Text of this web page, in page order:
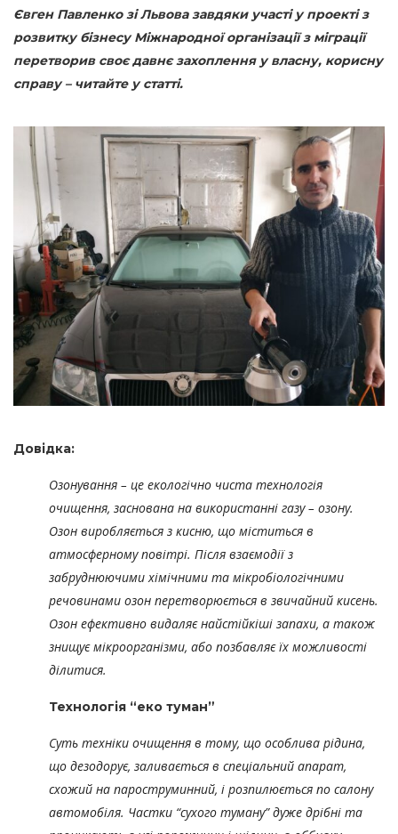
Євген Павленко зі Львова завдяки участі у проекті з
розвитку бізнесу Міжнародної організації з міграції
перетворив своє давнє захоплення у власну, корисну
справу – читайте у статті.
Довідка:
Озонування – це екологічно чиста технологія
очищення, заснована на використанні газу – озону.
Озон виробляється з кисню, що міститься в
атмосферному повітрі. Після взаємодії з
забруднюючими хімічними та мікробіологічними
речовинами озон перетворюється в звичайний кисень.
Озон ефективно видаляє найстійкіші запахи, а також
знищує мікроорганізми, або позбавляє їх можливості
ділитися.
Технологія “еко туман”
Суть техніки очищення в тому, що особлива рідина,
що дезодорує, заливається в спеціальний апарат,
схожий на пароструминний, і розпилюється по салону
автомобіля. Частки “сухого туману” дуже дрібні та